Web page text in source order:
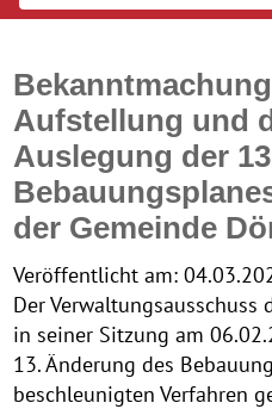
Aufstellung und
Auslegung der
der Gemeinde
Veröffentlicht am:
Der Verwaltungsausschuss
in seiner Sitzung am
13. Änderung des
beschleunigten Verfahren